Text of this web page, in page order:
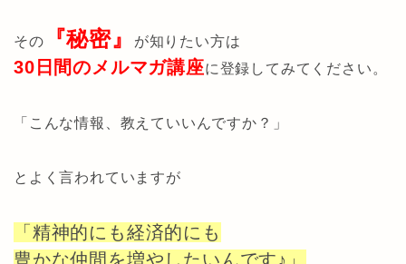
その 『秘密』 が知りたい方は
30日間のメルマガ講座に登録してみてください。
「こんな情報、教えていいんですか？」
とよく言われていますが
「精神的にも経済的にも
豊かな仲間を増やしたいんです♪」